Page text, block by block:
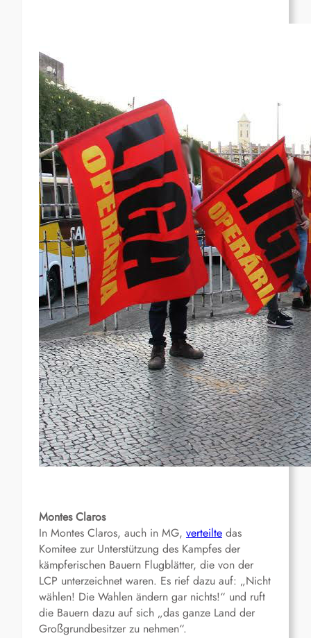
Montes Claros
In Montes Claros, auch in MG, verteilte das
Komitee zur Unterstützung des Kampfes der
kämpferischen Bauern Flugblätter, die von der
LCP unterzeichnet waren. Es rief dazu auf: „Nicht
wählen! Die Wahlen ändern gar nichts!“ und ruft
die Bauern dazu auf sich „das ganze Land der
Großgrundbesitzer zu nehmen“.